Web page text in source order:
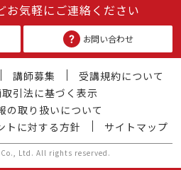
お気軽にご連絡ください
お問い合わせ
講師募集
受講規約について
引法に基づく表示
の取り扱いについて
トに対する方針
サイトマップ
Ltd. All rights reserved.